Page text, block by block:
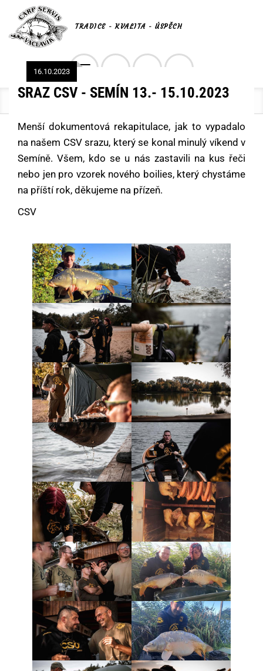
TRADICE - KVALITA - ÚSPĚCH
Toggle
navigation
Kde nyní jsem?
SRAZ CSV - SEMÍN 13.- 15.10.2023
16.10.2023
Menší dokumentová rekapitulace, jak to vypadalo
na našem CSV srazu, který se konal minulý víkend v
Semíně. Všem, kdo se u nás zastavili na kus řeči
nebo jen pro vzorek nového boilies, který chystáme
na příští rok, děkujeme na přízeň.
CSV